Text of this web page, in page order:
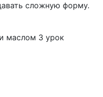
сложную форму.